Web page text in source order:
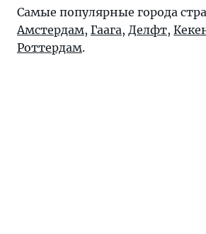
Самые популярные города
Амстердам, Гаага, Делфт,
Роттердам.